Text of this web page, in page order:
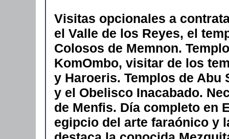
Visitas opcionales a
el Valle de los Reyes, el
Colosos de Memnon.
KomOmbo, visitar de los
y Haroeris. Templos de Abu
y el Obelisco Inacabado.
de Menfis. Día completo en
egipcio del arte faraónico y